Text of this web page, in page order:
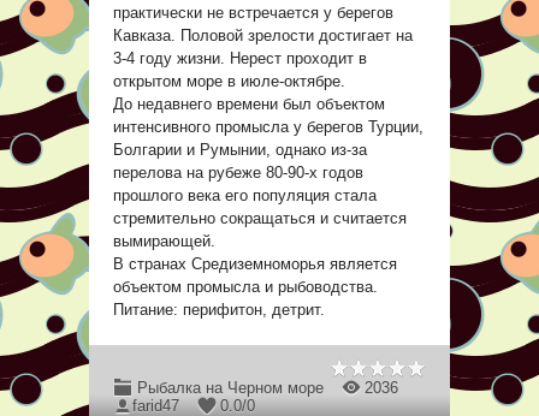
практически не встречается у берегов
Кавказа. Половой зрелости достигает на
3-4 году жизни. Нерест проходит в
открытом море в июле-октябре.
До недавнего времени был объектом
интенсивного промысла у берегов Турции,
Болгарии и Румынии, однако из-за
перелова на рубеже 80-90-х годов
прошлого века его популяция стала
стремительно сокращаться и считается
вымирающей.
В странах Средиземноморья является
объектом промысла и рыбоводства.
Питание: перифитон, детрит.
Рыбалка на Черном море
2036
farid47
0.0/0